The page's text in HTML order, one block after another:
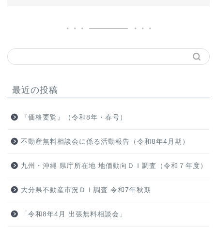
最近の投稿
『価格要覧』（令和8年・春号）
不動産無料相談会に係る活動報告（令和8年4月期）
九州・沖縄 県庁所在地 地価動向ＤＩ調査（令和７年度）
大分県不動産市況ＤＩ調査 令和7年秋期
「令和8年4月 出張無料相談会」